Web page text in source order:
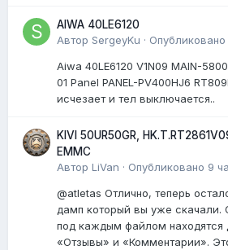
AIWA 40LE6120
Автор SergeyKu · Опубликовано
Aiwa 40LE6120 V1N09 MAIN-
01 Panel PANEL-PV400HJ6
исчезает и тел выключается..
KIVI 50UR50GR,
EMMC
Автор LiVan · Опубликовано 9
@atletas Отлично, теперь
дамп который вы уже скачали.
под каждым файлом находятся
«Отзывы» и «Комментарии».